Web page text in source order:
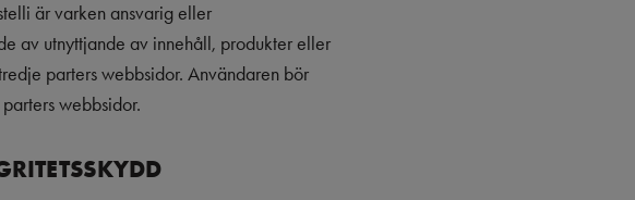
är varken ansvarig eller
av utnyttjande av innehåll, produkter eller
parters webbsidor. Användaren bör
webbsidor.